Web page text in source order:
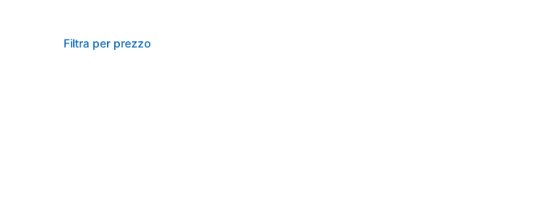
Filtra per prezzo